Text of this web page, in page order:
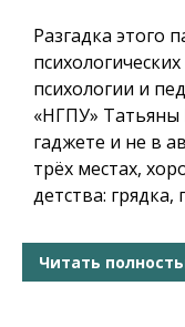
Разгадка этого
психологии и
«НГПУ»
гаджете и не в
трёх местах,
детства:
Читать